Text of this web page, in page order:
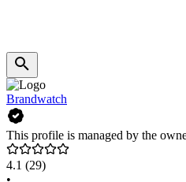
Brandwatch
This profile is managed by the
4.1 (29)
•